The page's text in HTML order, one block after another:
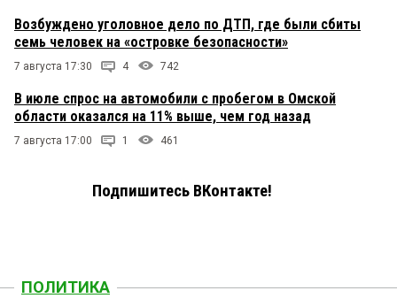
Возбуждено уголовное дело по ДТП, где были сбиты
семь человек на «островке безопасности»
7 августа 17:30 4 742
В июле спрос на автомобили с пробегом в Омской
области оказался на 11% выше, чем год назад
7 августа 17:00 1 461
Подпишитесь ВКонтакте!
ПОЛИТИКА